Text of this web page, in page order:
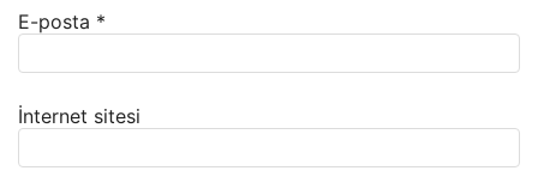
E-posta *
İnternet sitesi